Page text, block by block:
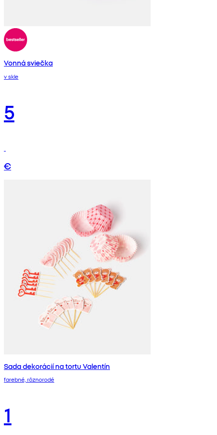
Vonná sviečka
v skle
5
€
Sada dekorácií na tortu Valentín
farebné, rôznorodé
1